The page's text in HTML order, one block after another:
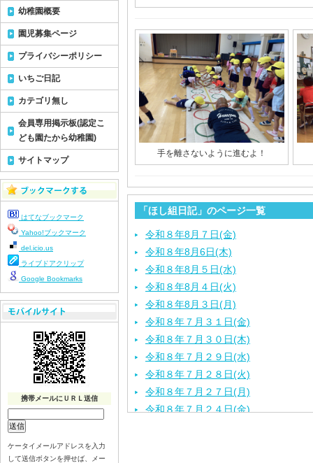
手を離さないように進むよ！
「ほし組日記」のページ一覧
令和８年8月７日(金)
令和８年8月6日(木)
令和８年8月５日(水)
令和８年8月４日(火)
令和８年8月３日(月)
令和８年７月３１日(金)
令和８年７月３０日(木)
令和８年７月２９日(水)
令和８年７月２８日(火)
令和８年７月２７日(月)
令和８年７月２４日(金)
幼稚園概要
園児募集ページ
プライバシーポリシー
いちご日記
カテゴリ無し
会員専用掲示板(認定こ
ども園たから幼稚園)
サイトマップ
はてなブックマーク
Yahoo!ブックマーク
del.icio.us
ライブドアクリップ
Google Bookmarks
携帯メールにＵＲＬ送信
ケータイメールアドレスを入力
して送信ボタンを押せば、メー